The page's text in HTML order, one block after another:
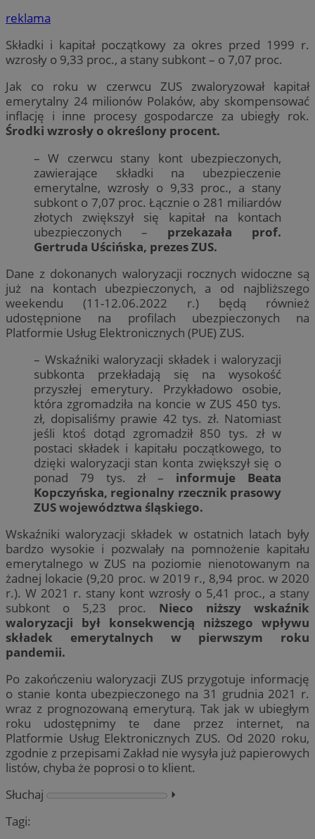
reklama
Składki i kapitał początkowy za okres przed 1999 r.
wzrosły o 9,33 proc., a stany subkont – o 7,07 proc.
Jak co roku w czerwcu ZUS zwaloryzował kapitał
emerytalny 24 milionów Polaków, aby skompensować
inflację i inne procesy gospodarcze za ubiegły rok.
Środki wzrosły o określony procent.
– W czerwcu stany kont ubezpieczonych,
zawierające składki na ubezpieczenie
emerytalne, wzrosły o 9,33 proc., a stany
subkont o 7,07 proc. Łącznie o 281 miliardów
złotych zwiększył się kapitał na kontach
ubezpieczonych – przekazała prof.
Gertruda Uścińska, prezes ZUS.
Dane z dokonanych waloryzacji rocznych widoczne są
już na kontach ubezpieczonych, a od najbliższego
weekendu (11-12.06.2022 r.) będą również
udostępnione na profilach ubezpieczonych na
Platformie Usług Elektronicznych (PUE) ZUS.
– Wskaźniki waloryzacji składek i waloryzacji
subkonta przekładają się na wysokość
przyszłej emerytury. Przykładowo osobie,
która zgromadziła na koncie w ZUS 450 tys.
zł, dopisaliśmy prawie 42 tys. zł. Natomiast
jeśli ktoś dotąd zgromadził 850 tys. zł w
postaci składek i kapitału początkowego, to
dzięki waloryzacji stan konta zwiększył się o
ponad 79 tys. zł – informuje Beata
Kopczyńska, regionalny rzecznik prasowy
ZUS województwa śląskiego.
Wskaźniki waloryzacji składek w ostatnich latach były
bardzo wysokie i pozwalały na pomnożenie kapitału
emerytalnego w ZUS na poziomie nienotowanym na
żadnej lokacie (9,20 proc. w 2019 r., 8,94 proc. w 2020
r.). W 2021 r. stany kont wzrosły o 5,41 proc., a stany
subkont o 5,23 proc. Nieco niższy wskaźnik
waloryzacji był konsekwencją niższego wpływu
składek emerytalnych w pierwszym roku
pandemii.
Po zakończeniu waloryzacji ZUS przygotuje informację
o stanie konta ubezpieczonego na 31 grudnia 2021 r.
wraz z prognozowaną emeryturą. Tak jak w ubiegłym
roku udostępnimy te dane przez internet, na
Platformie Usług Elektronicznych ZUS. Od 2020 roku,
zgodnie z przepisami Zakład nie wysyła już papierowych
listów, chyba że poprosi o to klient.
Słuchaj
⏵︎
Tagi: